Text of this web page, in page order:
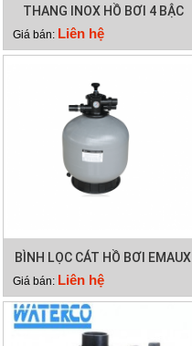
THANG INOX HỒ BƠI 4 BẬC
Giá bán: Liên hệ
BÌNH LỌC CÁT HỒ BƠI EMAUX
V800
Giá bán: Liên hệ